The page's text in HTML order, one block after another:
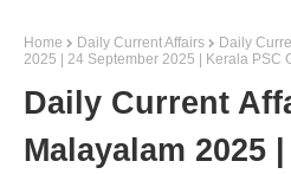
Home Daily Current Affairs
Daily
2025 | 24 September 2025 | Kerala PSC
Daily Current
Malayalam 2025